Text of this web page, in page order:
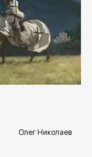
Олег Николаев